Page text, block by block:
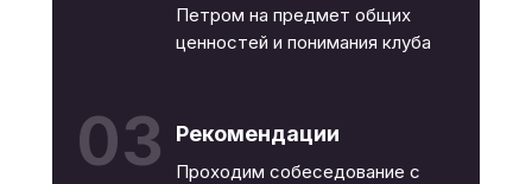
Петром на предмет общих
ценностей и понимания клуба
03 Рекомендации
Проходим собеседование с